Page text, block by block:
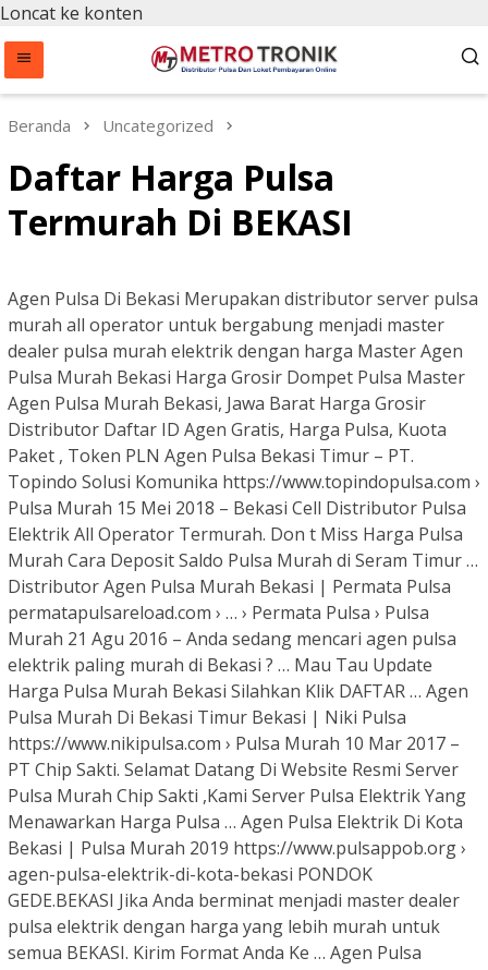
Loncat ke konten
Beranda Uncategorized
Daftar Harga Pulsa
Termurah Di BEKASI
Agen Pulsa Di Bekasi Merupakan distributor server pulsa
murah all operator untuk bergabung menjadi master
dealer pulsa murah elektrik dengan harga Master Agen
Pulsa Murah Bekasi Harga Grosir Dompet Pulsa Master
Agen Pulsa Murah Bekasi, Jawa Barat Harga Grosir
Distributor Daftar ID Agen Gratis, Harga Pulsa, Kuota
Paket , Token PLN Agen Pulsa Bekasi Timur – PT.
Topindo Solusi Komunika https://www.topindopulsa.com ›
Pulsa Murah 15 Mei 2018 – Bekasi Cell Distributor Pulsa
Elektrik All Operator Termurah. Don t Miss Harga Pulsa
Murah Cara Deposit Saldo Pulsa Murah di Seram Timur …
Distributor Agen Pulsa Murah Bekasi | Permata Pulsa
permatapulsareload.com › … › Permata Pulsa › Pulsa
Murah 21 Agu 2016 – Anda sedang mencari agen pulsa
elektrik paling murah di Bekasi ? … Mau Tau Update
Harga Pulsa Murah Bekasi Silahkan Klik DAFTAR … Agen
Pulsa Murah Di Bekasi Timur Bekasi | Niki Pulsa
https://www.nikipulsa.com › Pulsa Murah 10 Mar 2017 –
PT Chip Sakti. Selamat Datang Di Website Resmi Server
Pulsa Murah Chip Sakti ,Kami Server Pulsa Elektrik Yang
Menawarkan Harga Pulsa … Agen Pulsa Elektrik Di Kota
Bekasi | Pulsa Murah 2019 https://www.pulsappob.org ›
agen-pulsa-elektrik-di-kota-bekasi PONDOK
GEDE.BEKASI Jika Anda berminat menjadi master dealer
pulsa elektrik dengan harga yang lebih murah untuk
semua BEKASI. Kirim Format Anda Ke … Agen Pulsa